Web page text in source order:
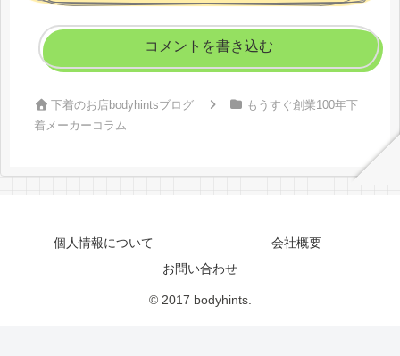
コメントを書き込む
下着のお店bodyhintsブログ
もうすぐ創業100年下
着メーカーコラム
個人情報について
会社概要
お問い合わせ
© 2017 bodyhints.